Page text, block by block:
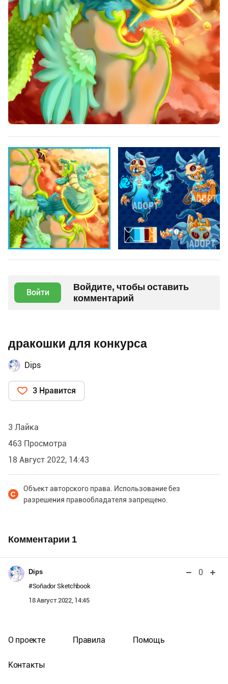
Войти
Войдите, чтобы оставить
комментарий
дракошки для конкурса
Dips
3 Нравится
3 Лайка
463 Просмотра
18 Август 2022, 14:43
Объект авторского права. Использование без
разрешения правообладателя запрещено.
Комментарии 1
Dips 0
#Soñador Sketchbook
18 Август 2022, 14:45
О проекте Правила Помощь
Контакты